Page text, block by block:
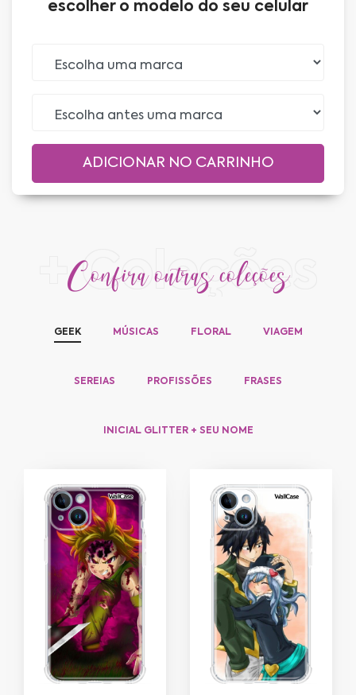
escolher o modelo do seu celular
Confira outras coleções
+ Coleções
GEEK MÚSICAS FLORAL VIAGEM
SEREIAS PROFISSÕES FRASES
INICIAL GLITTER + SEU NOME